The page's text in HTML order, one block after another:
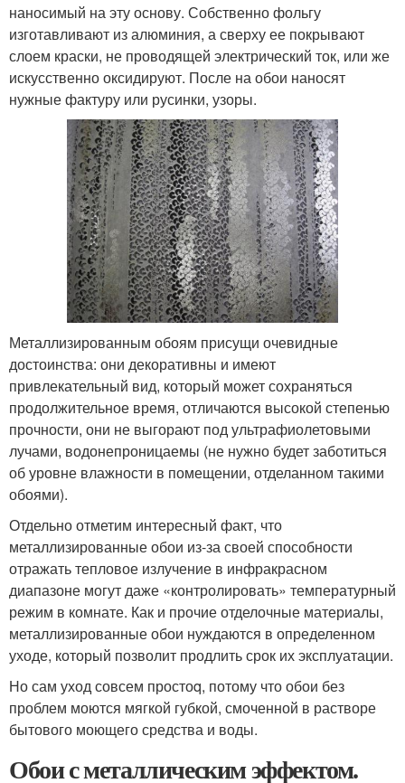
наносимый на эту основу. Собственно фольгу
изготавливают из алюминия, а сверху ее покрывают
слоем краски, не проводящей электрический ток, или же
искусственно оксидируют. После на обои наносят
нужные фактуру или русинки, узоры.
Металлизированным обоям присущи очевидные
достоинства: они декоративны и имеют
привлекательный вид, который может сохраняться
продолжительное время, отличаются высокой степенью
прочности, они не выгорают под ультрафиолетовыми
лучами, водонепроницаемы (не нужно будет заботиться
об уровне влажности в помещении, отделанном такими
обоями).
Отдельно отметим интересный факт, что
металлизированные обои из-за своей способности
отражать тепловое излучение в инфракрасном
диапазоне могут даже «контролировать» температурный
режим в комнате. Как и прочие отделочные материалы,
металлизированные обои нуждаются в определенном
уходе, который позволит продлить срок их эксплуатации.
Но сам уход совсем простоq, потому что обои без
проблем моются мягкой губкой, смоченной в растворе
бытового моющего средства и воды.
Обои с металлическим эффектом.